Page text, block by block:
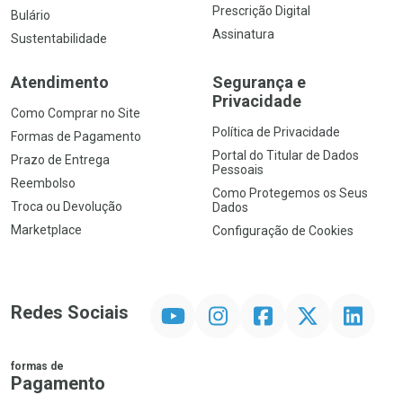
Bulário
Sustentabilidade
Prescrição Digital
Assinatura
Atendimento
Como Comprar no Site
Formas de Pagamento
Prazo de Entrega
Reembolso
Troca ou Devolução
Marketplace
Segurança e
Privacidade
Política de Privacidade
Portal do Titular de Dados
Pessoais
Como Protegemos os Seus
Dados
Configuração de Cookies
Redes Sociais InstagramFacebook Linkedin
formas de
Pagamento